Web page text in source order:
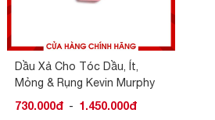
Dầu Xả Cho Tóc Dầu, Ít,
Mỏng & Rụng Kevin Murphy
Plumping Rinse
730.000đ - 1.450.000đ